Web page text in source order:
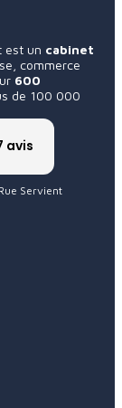
est un cabinet
commerce
600
de 100 000
avis
Servient